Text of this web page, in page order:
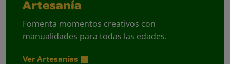
Artesanía
Fomenta momentos creativos con
manualidades para todas las edades.
Ver Artesanías